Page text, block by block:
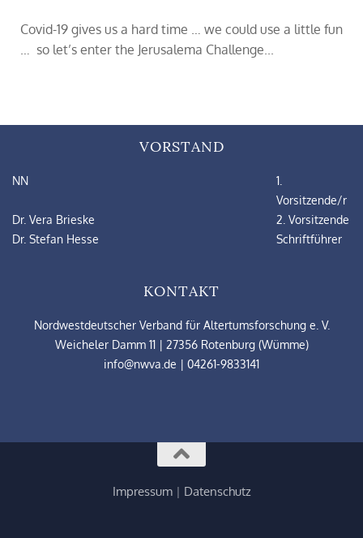
Covid-19 gives us a hard time … we could use a little fun
… so let’s enter the Jerusalema Challenge...
VORSTAND
NN
1.
Vorsitzende/r
Dr. Vera Brieske
2. Vorsitzende
Dr. Stefan Hesse
Schriftführer
KONTAKT
Nordwestdeutscher Verband für Altertumsforschung e. V.
Weicheler Damm 11 | 27356 Rotenburg (Wümme)
info@nwva.de | 04261-9833141
Impressum| Datenschutz